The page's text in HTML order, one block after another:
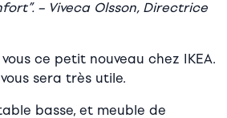
– Viveca Olsson, Directrice
ce petit nouveau chez IKEA.
sera très utile.
basse, et meuble de